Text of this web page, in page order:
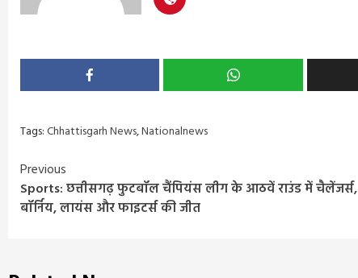
Tags:Chhattisgarh News,Nationalnews
Continue
Reading
Previous
Sports: छत्तीसगढ़ फुटबॉल चैंपियंस लीग के आठवें राउंड में चैलेंजर्स,
बॉर्निय, लायंस और फाइटर्स की जीत